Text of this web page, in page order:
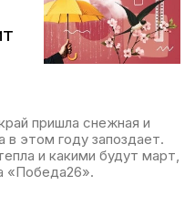
пришла снежная и
в этом году запоздает.
и какими будут март,
«Победа26».